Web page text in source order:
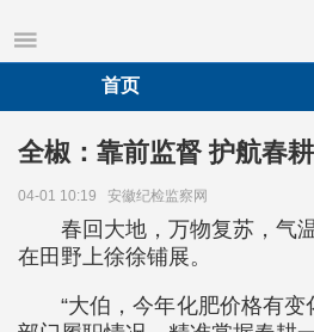
首页
全椒：靠前监督 护航春
04-01 10:19 安徽纪检监察网
春回大地，万物复苏，气
在田野上徐徐铺展。
“大伯，今年化肥价格有